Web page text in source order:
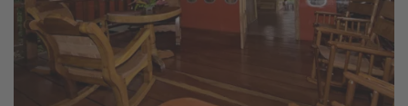
Last Minute Urlaub Mallorca
Last Minute Urlaub Deutschland